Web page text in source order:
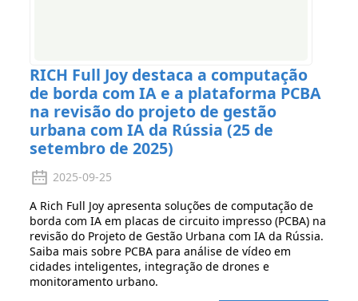
RICH Full Joy destaca a computação
de borda com IA e a plataforma PCBA
na revisão do projeto de gestão
urbana com IA da Rússia (25 de
setembro de 2025)
2025-09-25
A Rich Full Joy apresenta soluções de computação de
borda com IA em placas de circuito impresso (PCBA) na
revisão do Projeto de Gestão Urbana com IA da Rússia.
Saiba mais sobre PCBA para análise de vídeo em
cidades inteligentes, integração de drones e
monitoramento urbano.